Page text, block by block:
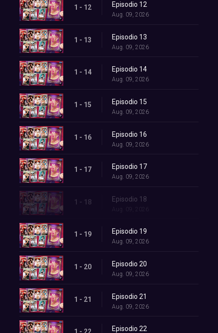
1 - 12 Episodio 12
Aug. 09, 2026
1 - 13 Episodio 13
Aug. 09, 2026
1 - 14 Episodio 14
Aug. 09, 2026
1 - 15 Episodio 15
Aug. 09, 2026
1 - 16 Episodio 16
Aug. 09, 2026
1 - 17 Episodio 17
Aug. 09, 2026
1 - 18 Episodio 18
Aug. 09, 2026
1 - 19 Episodio 19
Aug. 09, 2026
1 - 20 Episodio 20
Aug. 09, 2026
1 - 21 Episodio 21
Aug. 09, 2026
Episodio 22